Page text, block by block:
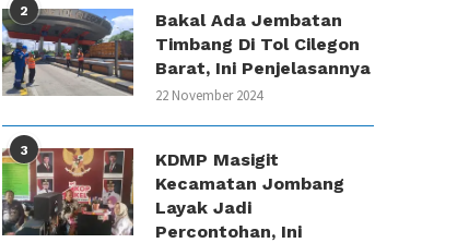
2
Bakal Ada Jembatan
Timbang Di Tol Cilegon
Barat, Ini Penjelasannya
22 November 2024
3
KDMP Masigit
Kecamatan Jombang
Layak Jadi
Percontohan, Ini